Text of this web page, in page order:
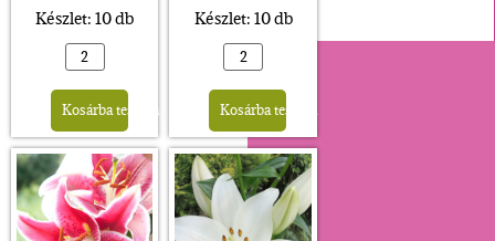
Készlet: 10 db
Kosárba teszem
Alternative:
Készlet: 10 db
Kosárba teszem